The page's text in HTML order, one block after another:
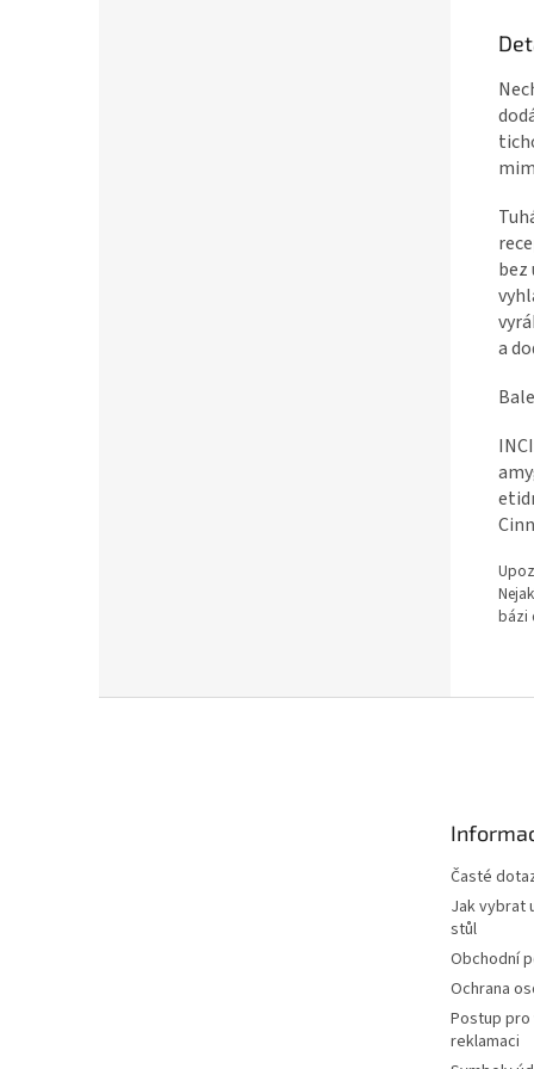
bez
a
bázi
Časté
Jak vybrat
stůl
Obchodní
Ochrana
Postup
reklamaci